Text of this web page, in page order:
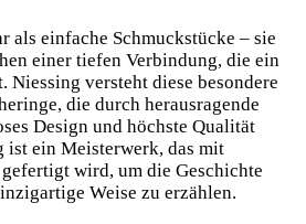
als einfache Schmuckstücke – sie
einer tiefen Verbindung, die ein
Niessing versteht diese besondere
die durch herausragende
Design und höchste Qualität
ist ein Meisterwerk, das mit
wird, um die Geschichte
Weise zu erzählen.